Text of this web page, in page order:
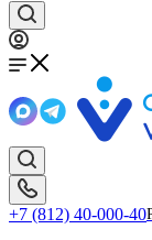
+7 (812) 40-000-40